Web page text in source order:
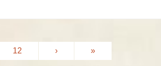
12 › »